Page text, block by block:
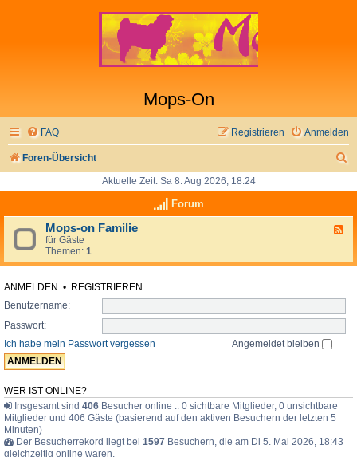
Mops-On
FAQ Anmelden
Registrieren
Foren-Übersicht
h
Aktuelle Zeit: Sa 8. Aug 2026, 18:24
Forum
d
o
i
Mops-on Familie
für Gäste
Themen: 1
ANMELDEN • REGISTRIEREN
Benutzername:
Passwort:
Ich habe mein Passwort vergessen
Angemeldet bleiben
WER IST ONLINE?
Insgesamt sind 406 Besucher online :: 0 sichtbare Mitglieder, 0 unsichtbare
Mitglieder und 406 Gäste (basierend auf den aktiven Besuchern der letzten 5
Minuten)
Der Besucherrekord liegt bei 1597 Besuchern, die am Di 5. Mai 2026, 18:43
gleichzeitig online waren.